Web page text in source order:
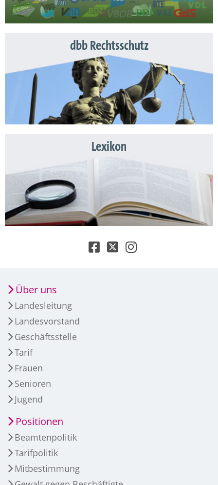
dbb Rechtsschutz
Lexikon
Über uns
Landesleitung
Landesvorstand
Geschäftsstelle
Tarif
Frauen
Senioren
Jugend
Positionen
Beamtenpolitik
Tarifpolitik
Mitbestimmung